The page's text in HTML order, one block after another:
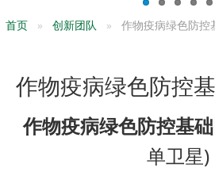
首页 创新团队 作物疫病绿色防控
作物疫病绿色防控
作物疫病绿色防控基
单卫星)